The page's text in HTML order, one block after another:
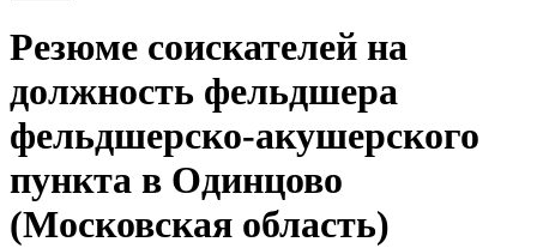
Резюме соискателей на
должность фельдшера
фельдшерско-акушерского
пункта в Одинцово
(Московская область)